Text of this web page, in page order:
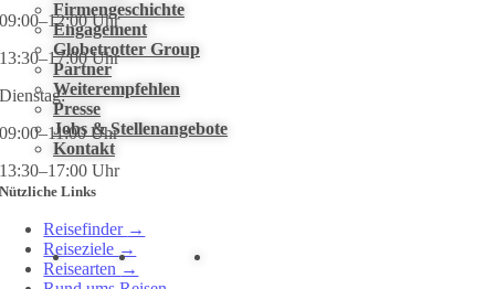
Firmengeschichte
Engagement
Globetrotter Group
Partner
Weiterempfehlen
Presse
Jobs & Stellenangebote
Kontakt
09:00–12:00 Uhr
13:30–17:00 Uhr
Dienstag:
09:00–11:00 Uhr
13:30–17:00 Uhr
Nützliche Links
Reisefinder →
Reiseziele →
Reisearten →